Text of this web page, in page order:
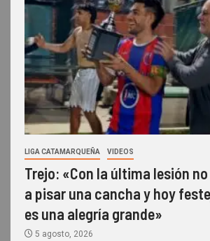
LIGA CATAMARQUEÑA VIDEOS
Trejo: «Con la última lesión
a pisar una cancha y hoy
es una alegría grande»
5 agosto, 2026